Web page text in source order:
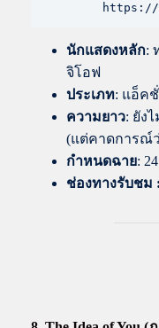
https://
นักแสดงหลัก:
จิโอฟ
ประเภท: แอ็ค
ความยาว: ยัง
(แต่คาดการณ์
กำหนดฉาย:
ช่องทางรับชม :